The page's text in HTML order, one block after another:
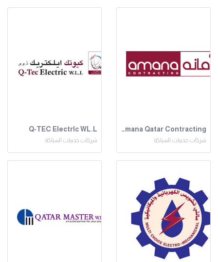
Q-TEC Electrlc WL.L
شركات خدمات السباكة
Amana Qatar Contracting
شركات خدمات السباكة